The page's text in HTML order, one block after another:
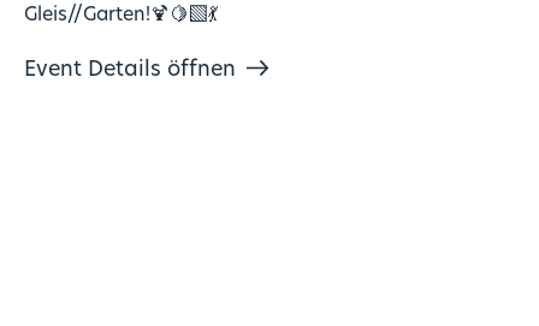
Gleis//Garten!🍹🍋‍🟩💃
Event Details öffnen